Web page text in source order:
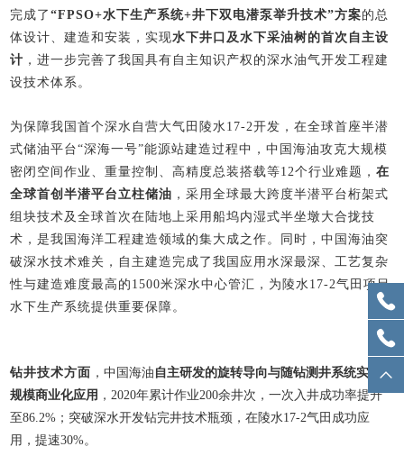
完成了“FPSO+水下生产系统+井下双电潜泵举升技术”方案的总
体设计、建造和安装，实现水下井口及水下采油树的首次自主设
计 ，进一步完善了我国具有自主知识产权的深水油气开发工程建
设技术体系。
为保障我国首个深水自营大气田陵水17-2开发，在全球首座半潜
式储油平台“深海一号”能源站建造过程中，中国海油攻克大规模
密闭空间作业、重量控制、高精度总装搭载等12个行业难题，在
全球首创半潜平台立柱储油 ，采用全球最大跨度半潜平台桁架式
组块技术及全球首次在陆地上采用船坞内湿式半坐墩大合拢技
术，是我国海洋工程建造领域的集大成之作。同时，中国海油突
破深水技术难关，自主建造完成了我国应用水深最深、工艺复杂
性与建造难度最高的1500米深水中心管汇，为陵水17-2气田项目
水下生产系统提供重要保障。
钻井技术方面 ，中国海油 自主研发的旋转导向与随钻测井系统实现
规模商业化应用 ，2020年累计作业200余井次，一次入井成功率提升
至86.2%；突破深水开发钻完井技术瓶颈，在陵水17-2气田成功应
用，提速30%。